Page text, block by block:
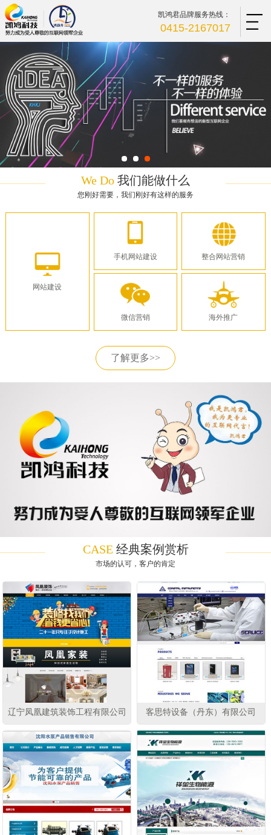
凯鸿君品牌服务热线：
0415-2167017
We Do 我们能做什么
您刚好需要，我们刚好有这样的服务
网站建设
手机网站建设
微信营销
整合网站营销
海外推广
了解更多>>
CASE经典案例赏析
市场的认可，客户的肯定
辽宁凤凰建筑装饰工程有限公司 客思特设备（丹东）有限公司